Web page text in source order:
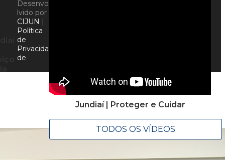
Jundiaí | Proteger e Cuidar
TODOS OS VÍDEOS
Desenvo
lvido por
CIJUN |
Política
de
Privacida
de